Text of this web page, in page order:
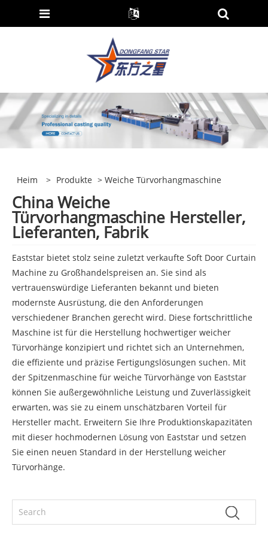
Heim > Produkte > Weiche Türvorhangmaschine
China Weiche
Türvorhangmaschine Hersteller,
Lieferanten, Fabrik
Eaststar bietet stolz seine zuletzt verkaufte Soft Door Curtain
Machine zu Großhandelspreisen an. Sie sind als
vertrauenswürdige Lieferanten bekannt und bieten
modernste Ausrüstung, die den Anforderungen
verschiedener Branchen gerecht wird. Diese fortschrittliche
Maschine ist für die Herstellung hochwertiger weicher
Türvorhänge konzipiert und richtet sich an Unternehmen,
die effiziente und präzise Fertigungslösungen suchen. Mit
der Spitzenmaschine für weiche Türvorhänge von Eaststar
können Sie außergewöhnliche Leistung und Zuverlässigkeit
erwarten, was sie zu einem unschätzbaren Vorteil für
Hersteller macht. Erweitern Sie Ihre Produktionskapazitäten
mit dieser hochmodernen Lösung von Eaststar und setzen
Sie einen neuen Standard in der Herstellung weicher
Türvorhänge.